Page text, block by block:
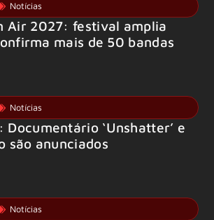
Notícias
Air 2027: festival amplia
mais de 50 bandas
Notícias
Documentário ‘Unshatter’ e
são anunciados
Notícias